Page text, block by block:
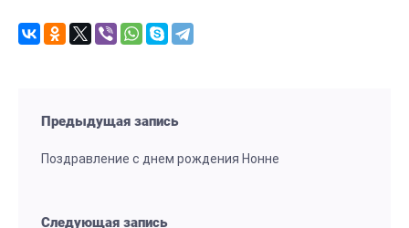
Предыдущая запись
Поздравление с днем рождения Нонне
Следующая запись